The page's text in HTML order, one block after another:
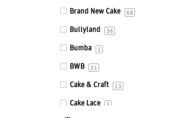
Isomalt
Kleurstoffen
Siliconen mallen
Smaakstoffen
Standaards
Stencils
Sugar Press
Brand New Cake 68
Bullyland 36
Bumba 1
BWB 31
Cake & Craft 13
Cake Lace 3